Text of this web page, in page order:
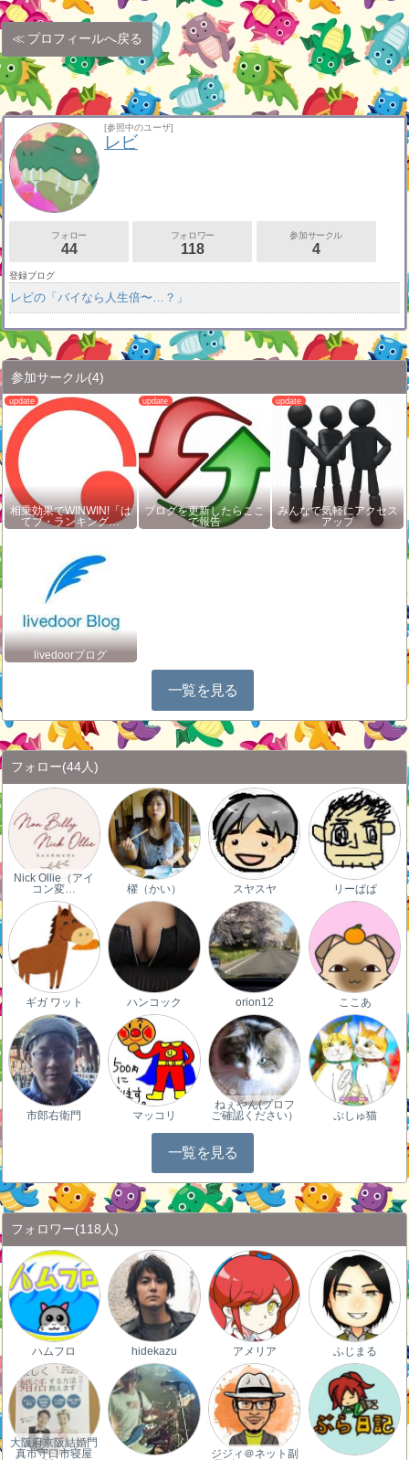
プロフィールへ戻る
[参照中のユーザ]
レビ
フォロー
44
フォロワー
118
参加サークル
4
登録ブログ
レビの「バイなら人生倍〜…？」
参加サークル(4)
相乗効果でWINWIN!「は
てブ・ランキング…
ブログを更新したらここ
で報告
みんなで気軽にアクセス
アップ
livedoorブログ
一覧を見る
フォロー(44人)
Nick Ollie（アイ
コン変…
櫂（かい） スヤスヤ リーぱぱ
ギガ ワット ハンコック orion12 ここあ
市郎右衛門 マッコリ
ねぇやん(プロフ
ご確認ください）
ぷしゅ猫
一覧を見る
フォロワー(118人)
ハムフロ hidekazu アメリア ふじまる
大阪府京阪結婚門
真市守口市寝屋
ジジィ＠ネット副